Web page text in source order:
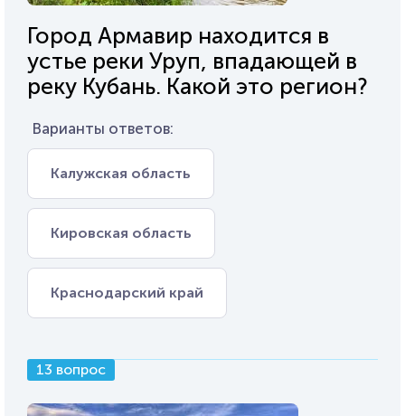
Город Армавир находится в
устье реки Уруп, впадающей в
реку Кубань. Какой это регион?
Варианты ответов:
Калужская область
Кировская область
Краснодарский край
13 вопрос